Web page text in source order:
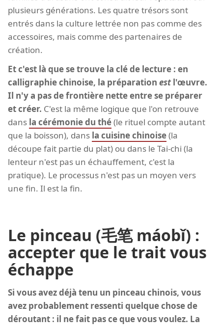
plusieurs générations. Les quatre trésors sont
entrés dans la culture lettrée non pas comme des
accessoires, mais comme des partenaires de
création.
Et c'est là que se trouve la clé de lecture : en
calligraphie chinoise, la préparation estl'œuvre.
Il n'y a pas de frontière nette entre se préparer
et créer. C'est la même logique que l'on retrouve
dans la cérémonie du thé(le rituel compte autant
que la boisson), dans la cuisine chinoise(la
découpe fait partie du plat) ou dans le Tai-chi (la
lenteur n'est pas un échauffement, c'est la
pratique). Le processus n'est pas un moyen vers
une fin. Il est la fin.
Le pinceau (毛笔 máobǐ) :
accepter que le trait vous
échappe
Si vous avez déjà tenu un pinceau chinois, vous
avez probablement ressenti quelque chose de
déroutant : il ne fait pas ce que vous voulez. La